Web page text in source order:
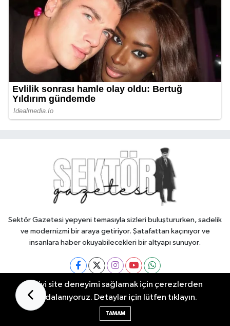
Sektör Gazetesi yepyeni temasıyla sizleri buluştururken, sadelik
ve modernizmi bir araya getiriyor. Şatafattan kaçınıyor ve
insanlara haber okuyabilecekleri bir altyapı sunuyor.
Manisa Nöbetçi Eczaneler
Manisa Hava Durumu
En iyi site deneyimi sağlamak için çerezlerden
faydalanıyoruz. Detaylar için lütfen tıklayın.
TAMAM